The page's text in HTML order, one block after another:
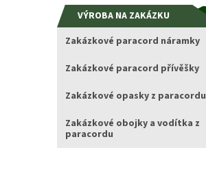
VÝROBA NA ZAKÁZKU
Zakázkové paracord náramky
Zakázkové paracord přívěšky
Zakázkové opasky z paracordu
Zakázkové obojky a vodítka z
paracordu